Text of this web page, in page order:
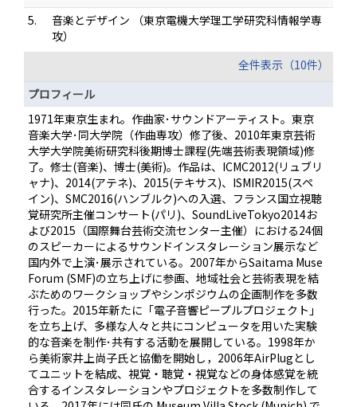
5.
音楽とデザイン （東京電機大学理工学研究科情報学専
攻）
全件表示（10件）
プロフィール
1971年東京生まれ。作曲家･サウンドアーティスト。東京
音楽大学･同大学院（作曲専攻）修了後、2010年東京芸術
大学大学院美術研究科後期博士課程(先端芸術表現領域)修
了。修士(音楽)、博士(美術)。作品は、ICMC2012(リュブリ
ャナ)、2014(アテネ)、2015(テキサス)、ISMIR2015(スペ
イン)、SMC2016(ハンブルク)への入選、フランス国立視聴
覚研究所主催コンサート(パリ)、SoundLiveTokyo2014お
よび2015（国際舞台芸術交流センター主催）における24個
のスピーカーによるサウンドインスタレーション展示など
国内外で上演･展示されている。2007年からSaitama Muse
Forum (SMF)の立ち上げに参画、地域社会と芸術表現を結
ぶためのワークショップやシンポジウムの企画制作を多数
行った。2015年新たに「電子音響ピープルプロジェクト」
を立ち上げ、多様な人々と共にコンピュータを用いた実験
的な音楽を制作･共有する活動を展開している。1998年か
ら美術家井上尚子氏と協働を開始し，2006年AirPlugとし
てユニットを結成、視覚・聴覚・視覚などの身体感覚を統
合するインスタレーションやプロジェクトを多数制作して